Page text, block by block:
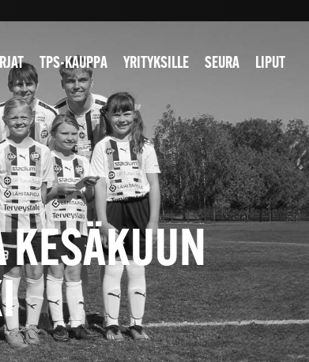
TPS-KAUPPA YRITYKSILLE SEURA LIPUT
KESÄKUUN